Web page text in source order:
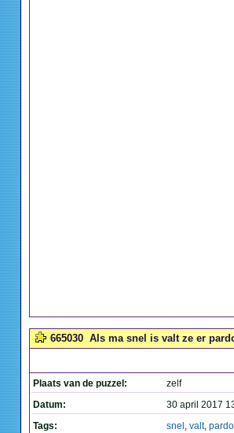
665030 Als ma snel is valt ze er
Plaats van de puzzel:
zelf
Datum:
30 april 2017
Tags:
snel , valt,